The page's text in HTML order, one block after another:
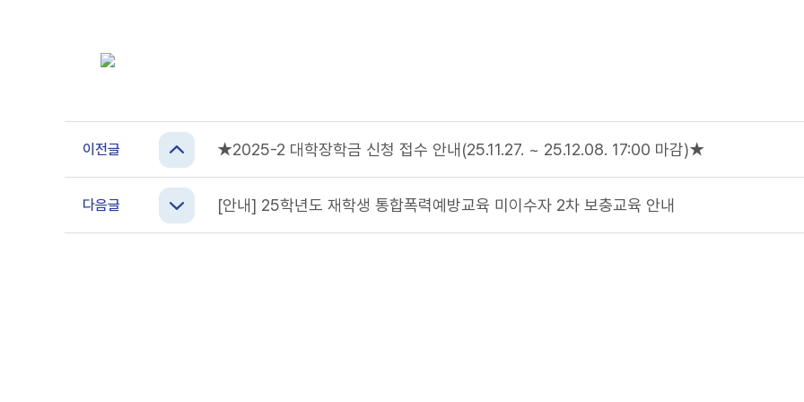
이전글 ★2025-2 대학장학금 신청 접수 안내(25.11.27. ~ 25.12.08. 17:00 마감)★
다음글 [안내] 25학년도 재학생 통합폭력예방교육 미이수자 2차 보충교육 안내